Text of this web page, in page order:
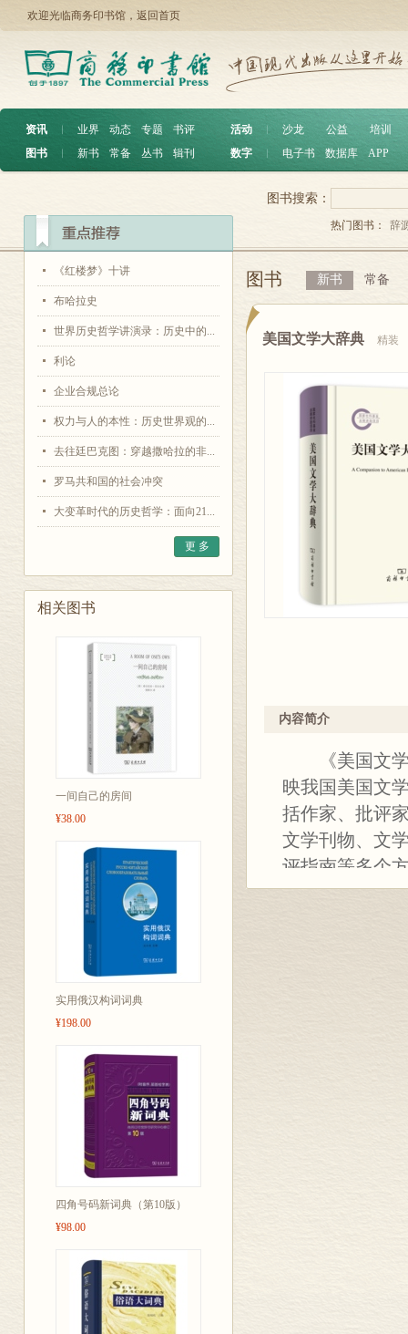
欢迎光临商务印书馆， 返回首页
资讯 ︱ 业界 动态 专题
书评
图书
︱ 新书 常备 丛书 辑刊
活动 沙龙 公益
培训
数字
电子书 数据库 APP
《红楼梦》十讲
布哈拉史
世界历史哲学讲演录：历史中的...
利论
企业合规总论
权力与人的本性：历史世界观的...
去往廷巴克图：穿越撒哈拉的非...
罗马共和国的社会冲突
大变革时代的历史哲学：面向21...
更 多
相关图书
一间自己的房间
¥38.00
实用俄汉构词词典
¥198.00
四角号码新词典（第10版）
¥98.00
图书搜索：
热门图书： 辞
图书 新书 常备
美国文学大辞典 精装
内容简介
《美国文学
映我国美国文
括作家、批评
文学刊物、文
评指南等多个
及有影响的通